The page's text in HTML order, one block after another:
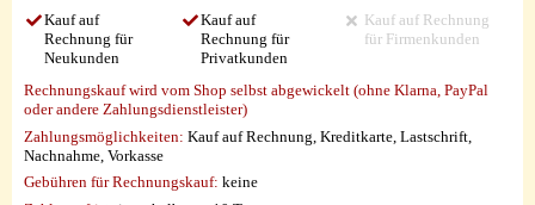
Kauf auf
Rechnung für
Neukunden
Kauf auf
Rechnung für
Privatkunden
Kauf auf Rechnung
für Firmenkunden
Rechnungskauf wird vom Shop selbst abgewickelt (ohne Klarna, PayPal
oder andere Zahlungsdienstleister)
Zahlungsmöglichkeiten: Kauf auf Rechnung, Kreditkarte, Lastschrift,
Nachnahme, Vorkasse
Gebühren für Rechnungskauf: keine